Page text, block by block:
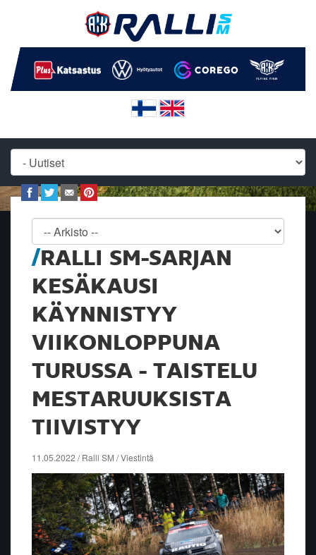
RALLI SM-SARJAN
KESÄKAUSI
KÄYNNISTYY
VIIKONLOPPUNA
TURUSSA - TAISTELU
MESTARUUKSISTA
TIIVISTYY
11.05.2022 / Ralli SM / Viestintä